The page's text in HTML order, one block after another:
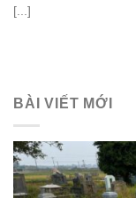
[...]
BÀI VIẾT MỚI